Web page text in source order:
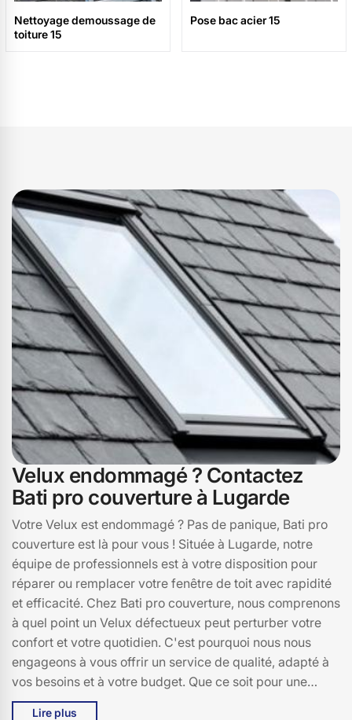
Nettoyage demoussage de
toiture 15
Pose bac acier 15
Velux endommagé ? Contactez
Bati pro couverture à Lugarde
Votre Velux est endommagé ? Pas de panique, Bati pro
couverture est là pour vous ! Située à Lugarde, notre
équipe de professionnels est à votre disposition pour
réparer ou remplacer votre fenêtre de toit avec rapidité
et efficacité. Chez Bati pro couverture, nous comprenons
à quel point un Velux défectueux peut perturber votre
confort et votre quotidien. C'est pourquoi nous nous
engageons à vous offrir un service de qualité, adapté à
vos besoins et à votre budget. Que ce soit pour une
simple réparation ou un remplacement complet, nous
Lire plus